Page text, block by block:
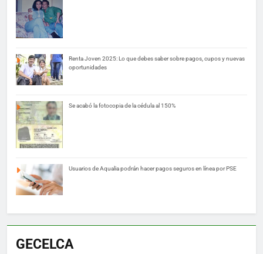
Renta Joven 2025: Lo que debes saber sobre pagos, cupos y nuevas
oportunidades
Se acabó la fotocopia de la cédula al 150%
Usuarios de Aqualia podrán hacer pagos seguros en línea por PSE
GECELCA